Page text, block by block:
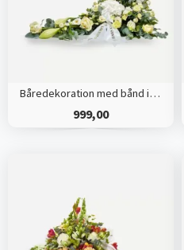
Båredekoration med bånd i klassisk stil - creme
999,00